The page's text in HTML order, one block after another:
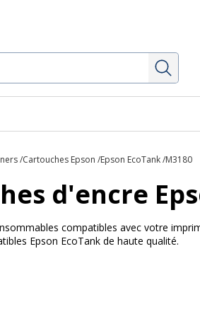
Cartouches Epson Epson EcoTank M3180
d'encre
compatibles avec votre
Epson EcoTank de haute qualité.